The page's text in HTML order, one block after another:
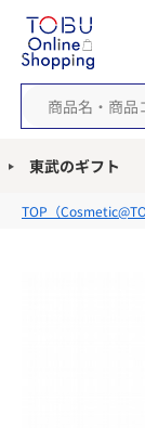
東武のギフト
TOP（